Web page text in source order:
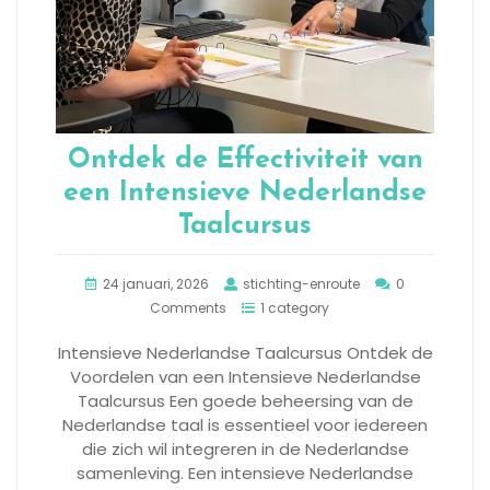
Ontdek de Effectiviteit van
een Intensieve Nederlandse
Taalcursus
24 januari, 2026 stichting-enroute
0
Comments
1 category
Intensieve Nederlandse Taalcursus Ontdek de
Voordelen van een Intensieve Nederlandse
Taalcursus Een goede beheersing van de
Nederlandse taal is essentieel voor iedereen
die zich wil integreren in de Nederlandse
samenleving. Een intensieve Nederlandse